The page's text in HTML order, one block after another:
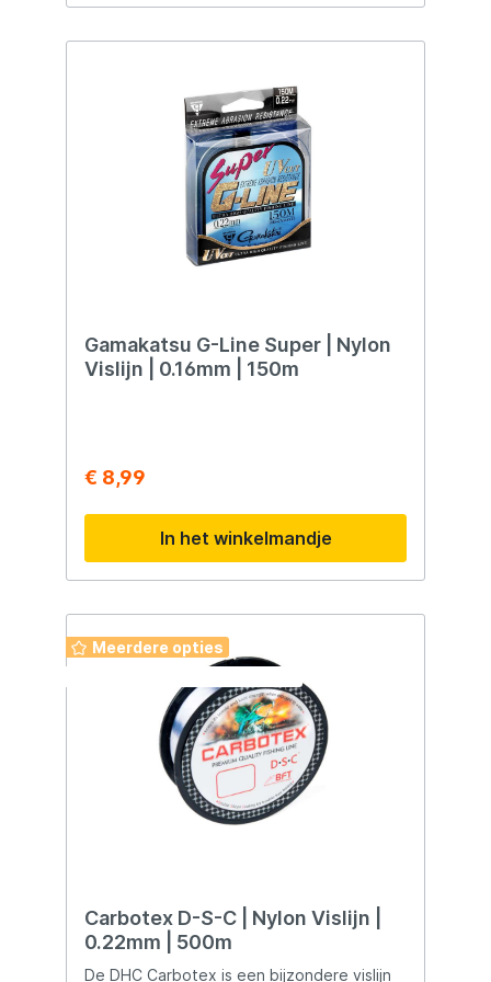
Gamakatsu G-Line Super | Nylon
Vislijn | 0.16mm | 150m
€ 8,99
In het winkelmandje
Meerdere opties
Carbotex D-S-C | Nylon Vislijn |
0.22mm | 500m
De DHC Carbotex is een bijzondere vislijn